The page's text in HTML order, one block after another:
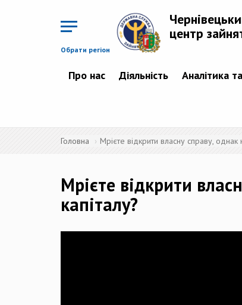
Обрати регіон
центр
Про нас Діяльність Аналітика
Головна Мрієте відкрити власну справу, однак
Мрієте відкрити
капіталу?